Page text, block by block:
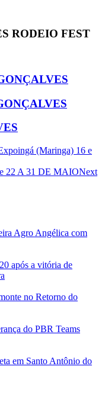
RODEIO FEST
(Maringa) 16 e
22 A 31 DE MAIONext
Agro Angélica com
após a vitória de
no Retorno do
do PBR Teams
em Santo Antônio do